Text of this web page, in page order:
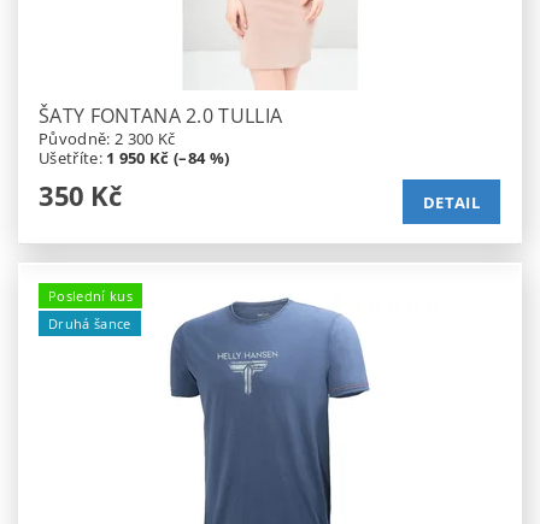
ŠATY FONTANA 2.0 TULLIA
Původně: 2 300 Kč
Ušetříte: 1 950 Kč (–84 %)
350 Kč DETAIL
Poslední kus
Druhá šance